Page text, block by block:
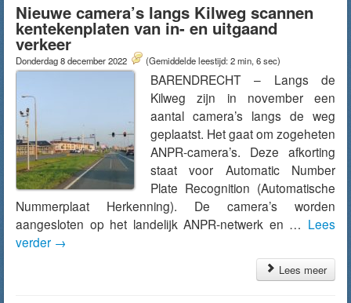
Nieuwe camera’s langs Kilweg scannen
kentekenplaten van in- en uitgaand
verkeer
Donderdag 8 december 2022 (Gemiddelde leestijd: 2 min, 6 sec)
BARENDRECHT – Langs de
Kilweg zijn in november een
aantal camera’s langs de weg
geplaatst. Het gaat om zogeheten
ANPR-camera’s. Deze afkorting
staat voor Automatic Number
Plate Recognition (Automatische
Nummerplaat Herkenning). De camera’s worden
aangesloten op het landelijk ANPR-netwerk en … Lees
verder →
Lees meer